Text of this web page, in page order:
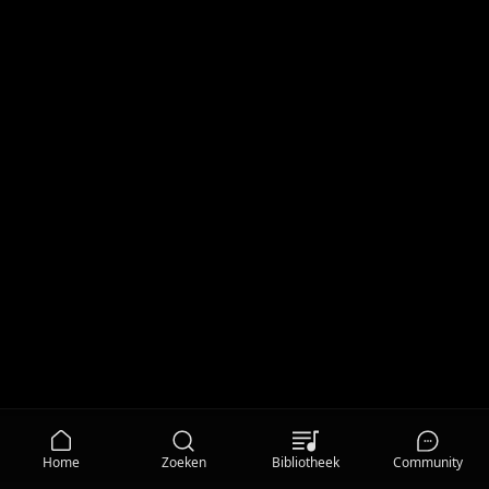
Home Zoeken Bibliotheek Community